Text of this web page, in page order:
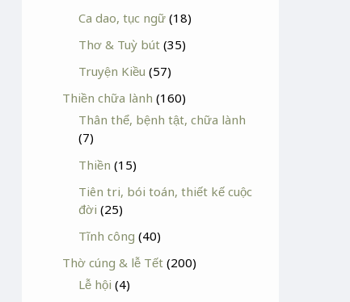
Ca dao, tục ngữ (18)
Thơ & Tuỳ bút (35)
Truyện Kiều (57)
Thiền chữa lành (160)
Thân thể, bệnh tật, chữa lành
(7)
Thiền (15)
Tiên tri, bói toán, thiết kế cuộc
đời (25)
Tĩnh công (40)
Thờ cúng & lễ Tết (200)
Lễ hội (4)